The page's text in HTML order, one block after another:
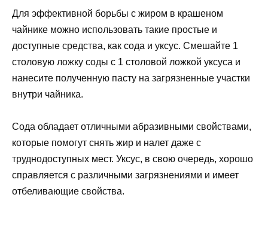
Для эффективной борьбы с жиром в крашеном
чайнике можно использовать такие простые и
доступные средства, как сода и уксус. Смешайте 1
столовую ложку соды с 1 столовой ложкой уксуса и
нанесите полученную пасту на загрязненные участки
внутри чайника.
Сода обладает отличными абразивными свойствами,
которые помогут снять жир и налет даже с
труднодоступных мест. Уксус, в свою очередь, хорошо
справляется с различными загрязнениями и имеет
отбеливающие свойства.